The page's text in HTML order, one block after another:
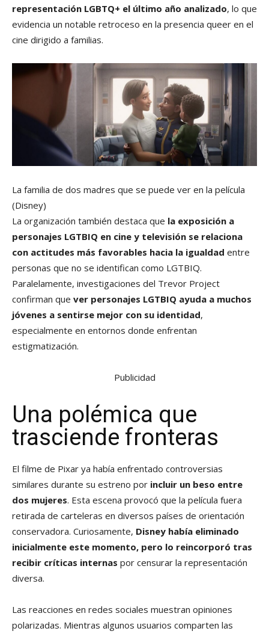
representación LGBTQ+ el último año analizado, lo que
evidencia un notable retroceso en la presencia queer en el
cine dirigido a familias.
La familia de dos madres que se puede ver en la película
(Disney)
La organización también destaca que la exposición a
personajes LGTBIQ en cine y televisión se relaciona
con actitudes más favorables hacia la igualdad entre
personas que no se identifican como LGTBIQ.
Paralelamente, investigaciones del Trevor Project
confirman que ver personajes LGTBIQ ayuda a muchos
jóvenes a sentirse mejor con su identidad,
especialmente en entornos donde enfrentan
estigmatización.
Publicidad
Una polémica que
trasciende fronteras
El filme de Pixar ya había enfrentado controversias
similares durante su estreno por incluir un beso entre
dos mujeres. Esta escena provocó que la película fuera
retirada de carteleras en diversos países de orientación
conservadora. Curiosamente, Disney había eliminado
inicialmente este momento, pero lo reincorporó tras
recibir críticas internas por censurar la representación
diversa.
Las reacciones en redes sociales muestran opiniones
polarizadas. Mientras algunos usuarios comparten las